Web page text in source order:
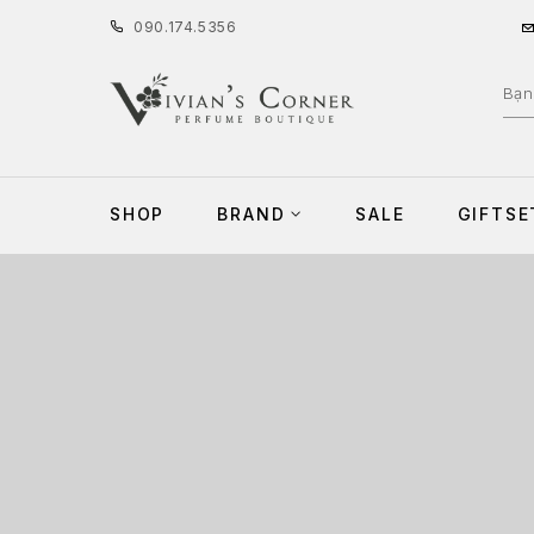
090 .174.5356
SHOP BRAND SALE